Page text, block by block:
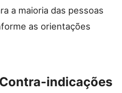
a maioria das pessoas
as orientações
indicações